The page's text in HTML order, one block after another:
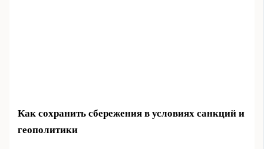
Как сохранить сбережения в условиях санкций и
геополитики